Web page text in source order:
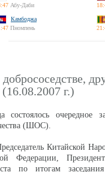
Абу-Даби
Камбоджа
Пномпень
г.)
очередное
(ШОС).
Китайской
Федерации,
по итогам